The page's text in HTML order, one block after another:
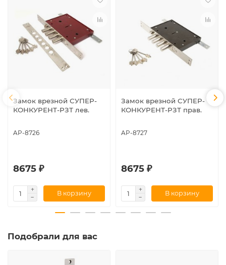
Замок врезной СУПЕР-
КОНКУРЕНТ-РЗТ лев.
AP-8726
8675 ₽
В корзину
Замок врезной СУПЕР-
КОНКУРЕНТ-РЗТ прав.
AP-8727
8675 ₽
В корзину
Подобрали для вас